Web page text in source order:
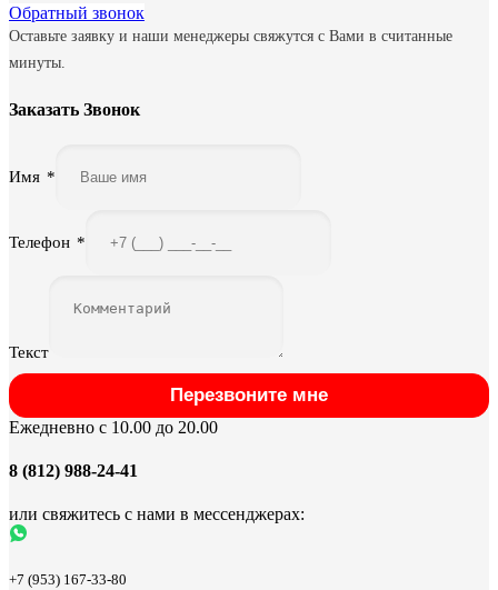
Обратный звонок
Оставьте заявку и наши менеджеры свяжутся с Вами в считанные
минуты.
Заказать Звонок
Имя *
Телефон *
Текст
Перезвоните мне
Ежедневно с 10.00 до 20.00
8 (812) 988-24-41
или свяжитесь с нами в мессенджерах:
+7 (953) 167-33-80